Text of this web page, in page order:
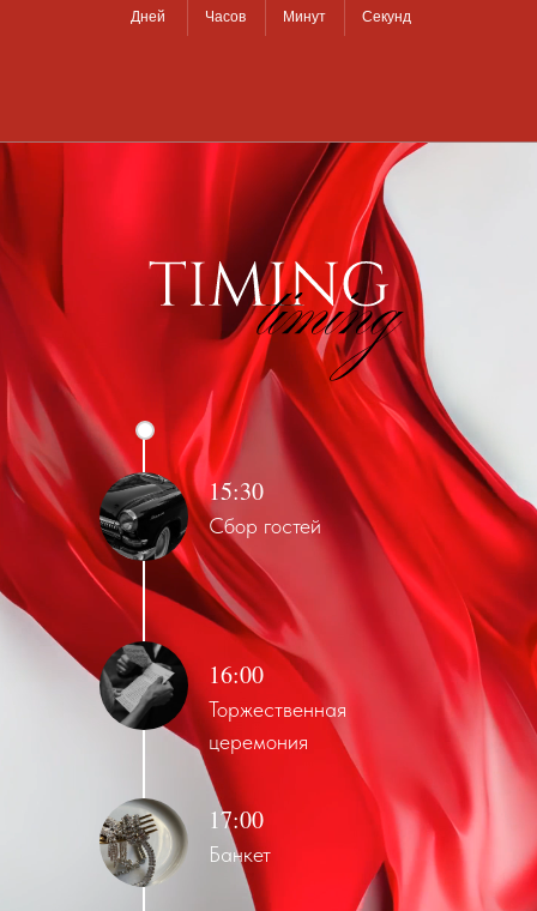
Дней Часов Минут Секунд
Торжественная
церемония
Банкет
Сбор гостей
15:30
17:00
16:00